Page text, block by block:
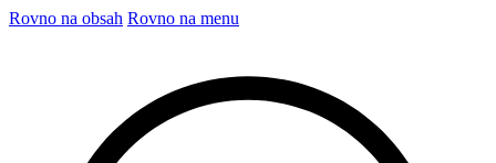
Rovno na obsah Rovno na menu